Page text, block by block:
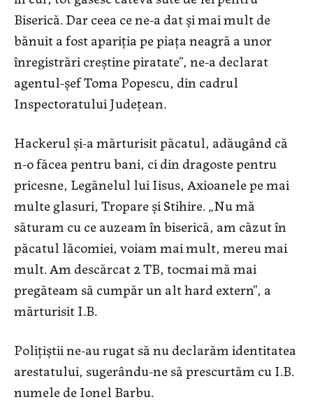
Biserică. Dar ceea ce ne-a dat și mai mult de
bănuit a fost apariția pe piața neagră a unor
înregistrări creștine piratate”, ne-a declarat
agentul-șef Toma Popescu, din cadrul
Inspectoratului Județean.
Hackerul și-a mărturisit păcatul, adăugând că
n-o făcea pentru bani, ci din dragoste pentru
pricesne, Legănelul lui Iisus, Axioanele pe mai
multe glasuri, Tropare și Stihire. „Nu mă
săturam cu ce auzeam în biserică, am căzut în
păcatul lăcomiei, voiam mai mult, mereu mai
mult. Am descărcat 2 TB, tocmai mă mai
pregăteam să cumpăr un alt hard extern”, a
mărturisit I.B.
Polițiștii ne-au rugat să nu declarăm identitatea
arestatului, sugerându-ne să prescurtăm cu I.B.
numele de Ionel Barbu.